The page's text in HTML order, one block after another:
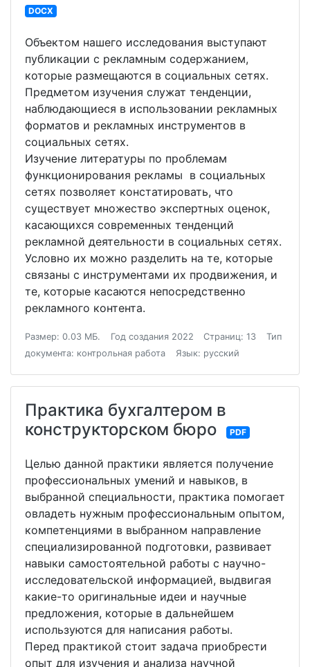
DOCX
Объектом нашего исследования выступают
публикации с рекламным содержанием,
которые размещаются в социальных сетях.
Предметом изучения служат тенденции,
наблюдающиеся в использовании рекламных
форматов и рекламных инструментов в
социальных сетях.
Изучение литературы по проблемам
функционирования рекламы в социальных
сетях позволяет констатировать, что
существует множество экспертных оценок,
касающихся современных тенденций
рекламной деятельности в социальных сетях.
Условно их можно разделить на те, которые
связаны с инструментами их продвижения, и
те, которые касаются непосредственно
рекламного контента.
Размер: 0.03 МБ. Год создания 2022 Страниц: 13
Тип
документа: контрольная работа
Язык: русский
Практика бухгалтером в
конструкторском бюро
PDF
Целью данной практики является получение
профессиональных умений и навыков, в
выбранной специальности, практика помогает
овладеть нужным профессиональным опытом,
компетенциями в выбранном направление
специализированной подготовки, развивает
навыки самостоятельной работы с научно-
исследовательской информацией, выдвигая
какие-то оригинальные идеи и научные
предложения, которые в дальнейшем
используются для написания работы.
Перед практикой стоит задача приобрести
опыт для изучения и анализа научной